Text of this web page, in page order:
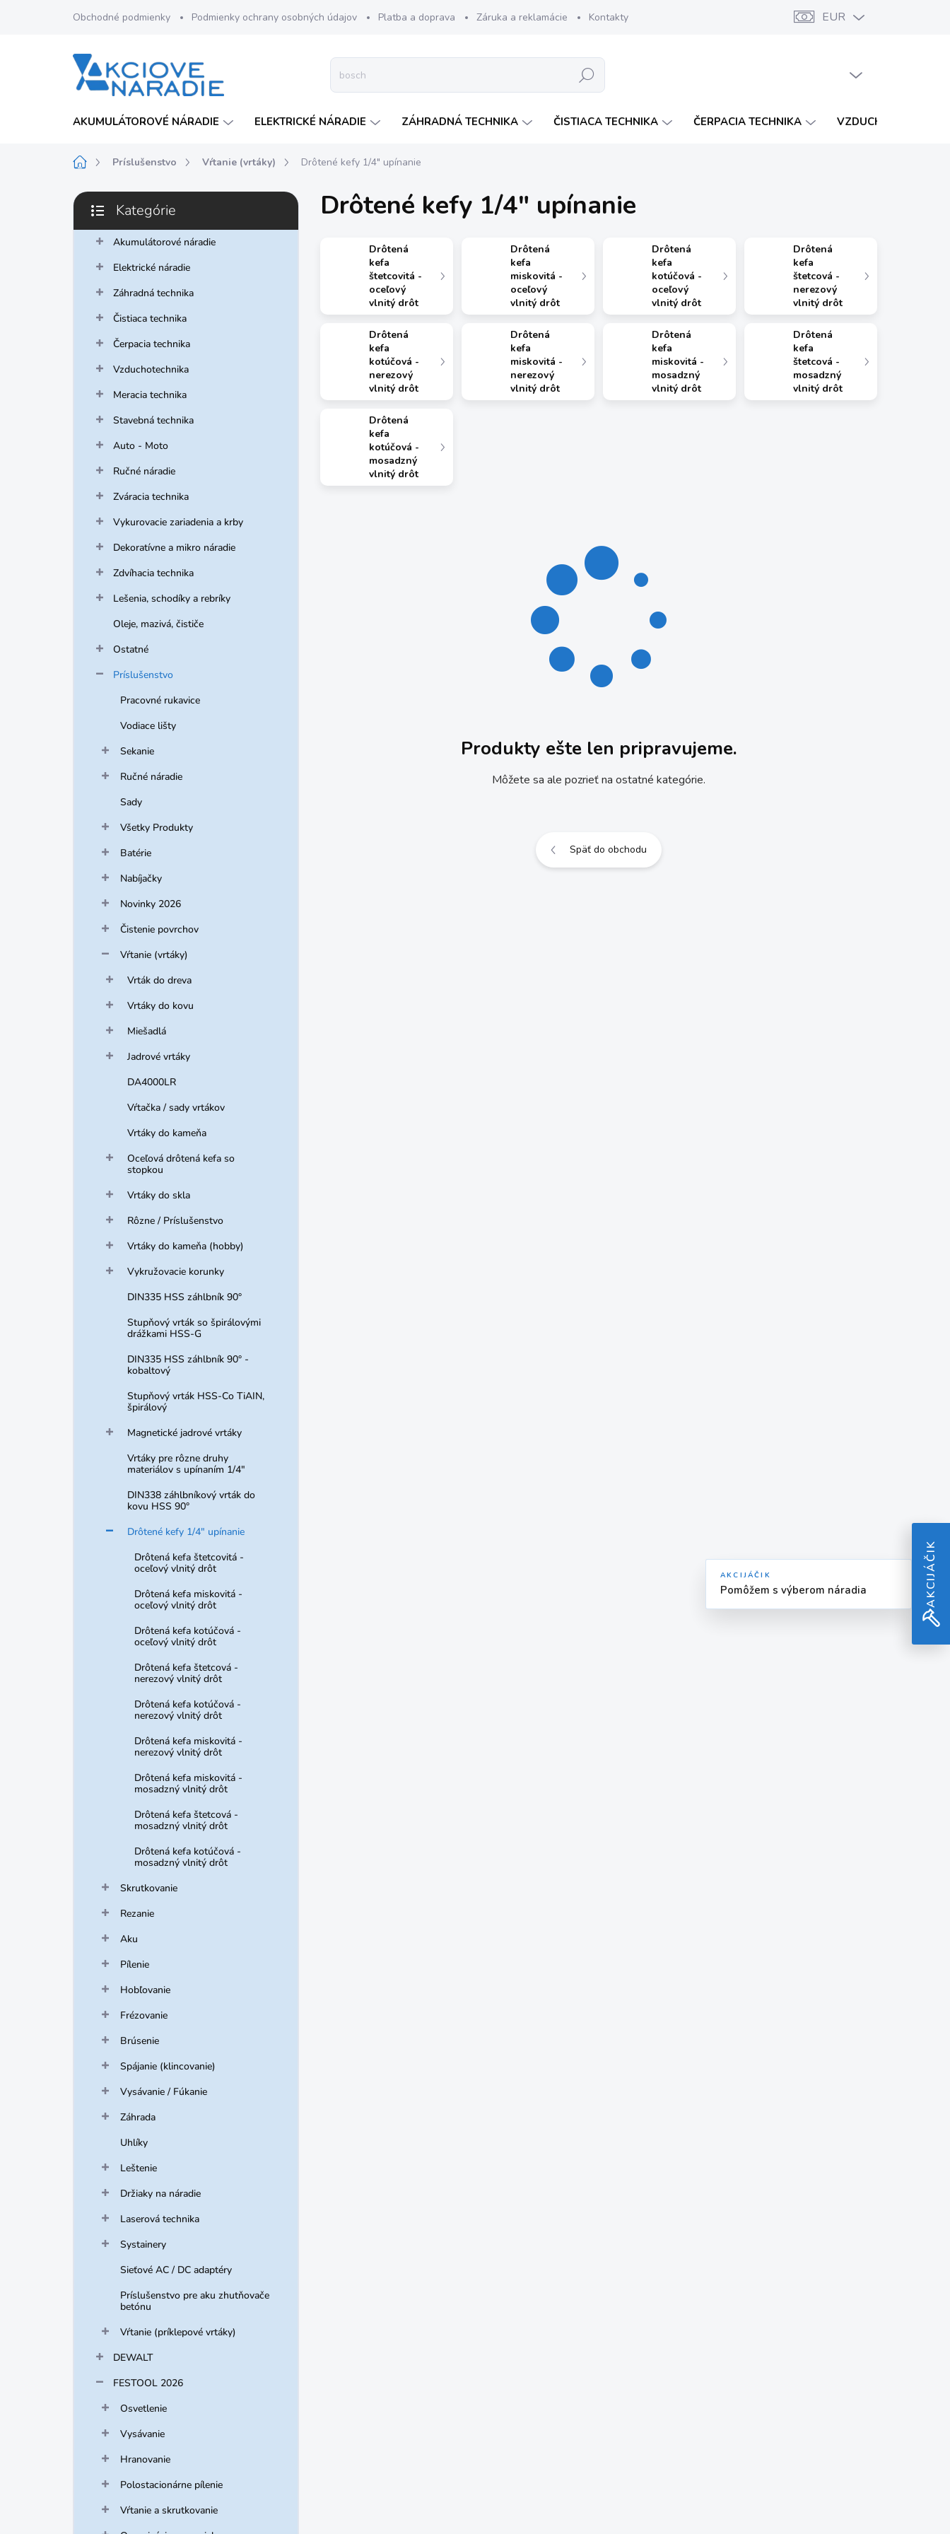
Obchodné podmienky Podmienky ochrany osobných údajov Platba a doprava Záruka a reklamácie Kontakty Vernostný program
EUR
Hľadať
AKUMULÁTOROVÉ NÁRADIE ELEKTRICKÉ NÁRADIE ZÁHRADNÁ TECHNIKA ČISTIACA TECHNIKA ČERPACIA TECHNIKA VZDUCHOTECHNIKA
DomovPríslušenstvo Vŕtanie (vrtáky) Drôtené kefy 1/4" upínanie
B
č
Preskočiť
kategórie
Kategórie
Akumulátorové náradie
Elektrické náradie
Záhradná technika
Čistiaca technika
Čerpacia technika
Vzduchotechnika
Meracia technika
Stavebná technika
Auto - Moto
Ručné náradie
Zváracia technika
Vykurovacie zariadenia a krby
Dekoratívne a mikro náradie
Zdvíhacia technika
Lešenia, schodíky a rebríky
Oleje, mazivá, čističe
Ostatné
Príslušenstvo
Pracovné rukavice
Vodiace lišty
Sekanie
Ručné náradie
Sady
Všetky Produkty
Batérie
Nabíjačky
Novinky 2026
Čistenie povrchov
Vŕtanie (vrtáky)
Vrták do dreva
Vrtáky do kovu
Miešadlá
Jadrové vrtáky
DA4000LR
Vŕtačka / sady vrtákov
Vrtáky do kameňa
Oceľová drôtená kefa so
stopkou
Vrtáky do skla
Rôzne / Príslušenstvo
Vrtáky do kameňa (hobby)
Vykružovacie korunky
DIN335 HSS záhlbník 90°
Stupňový vrták so špirálovými
drážkami HSS-G
DIN335 HSS záhlbník 90° -
kobaltový
Stupňový vrták HSS-Co TiAIN,
špirálový
Magnetické jadrové vrtáky
Vrtáky pre rôzne druhy
materiálov s upínaním 1/4"
DIN338 záhlbníkový vrták do
kovu HSS 90°
Drôtené kefy 1/4" upínanie
Drôtená kefa štetcovitá -
oceľový vlnitý drôt
Drôtená kefa miskovitá -
oceľový vlnitý drôt
Drôtená kefa kotúčová -
oceľový vlnitý drôt
Drôtená kefa štetcová -
nerezový vlnitý drôt
Drôtená kefa kotúčová -
nerezový vlnitý drôt
Drôtená kefa miskovitá -
nerezový vlnitý drôt
Drôtená kefa miskovitá -
mosadzný vlnitý drôt
Drôtená kefa štetcová -
mosadzný vlnitý drôt
Drôtená kefa kotúčová -
mosadzný vlnitý drôt
Skrutkovanie
Rezanie
Aku
Pílenie
Hobľovanie
Frézovanie
Brúsenie
Spájanie (klincovanie)
Vysávanie / Fúkanie
Záhrada
Uhlíky
Leštenie
Držiaky na náradie
Laserová technika
Systainery
Sieťové AC / DC adaptéry
Príslušenstvo pre aku zhutňovače
betónu
Vŕtanie (príklepové vrtáky)
DEWALT
FESTOOL 2026
Osvetlenie
Vysávanie
Hranovanie
Polostacionárne pílenie
Vŕtanie a skrutkovanie
Drôtené kefy 1/4" upínanie
Drôtená
kefa
štetcovitá -
oceľový
vlnitý drôt
Drôtená
kefa
miskovitá -
oceľový
vlnitý drôt
Drôtená
kefa
kotúčová -
oceľový
vlnitý drôt
Drôtená
kefa
štetcová -
nerezový
vlnitý drôt
Drôtená
kefa
kotúčová -
nerezový
vlnitý drôt
Drôtená
kefa
miskovitá -
nerezový
vlnitý drôt
Drôtená
kefa
miskovitá -
mosadzný
vlnitý drôt
Drôtená
kefa
štetcová -
mosadzný
vlnitý drôt
Drôtená
kefa
kotúčová -
mosadzný
vlnitý drôt
Produkty ešte len pripravujeme.
Môžete sa ale pozrieť na ostatné kategórie.
Späť do obchodu
AKCIJÁČIK
Pomôžem s výberom náradia AKCIJÁČIK